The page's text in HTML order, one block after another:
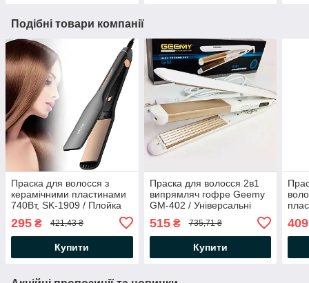
Подібні товари компанії
Праска для волосся з
керамічними пластинами
740Вт, SK-1909 / Плойка
для вирівнювання волосся
/ Випрямляч волосся
295 ₴ 421,43 ₴
Купити
Праска для волосся 2в1
випрямляч гофре Geemy
GM-402 / Універсальні
515₴ 735,71 ₴
Купити